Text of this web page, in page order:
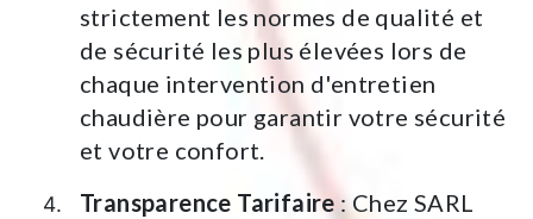
strictement les normes de qualité et
de sécurité les plus élevées lors de
chaque intervention d'entretien
chaudière pour garantir votre sécurité
et votre confort.
Transparence Tarifaire : Chez SARL